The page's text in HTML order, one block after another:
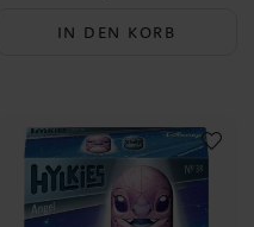
IN DEN KORB